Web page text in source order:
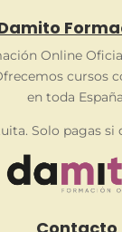
Online
cursos
en toda
Solo pagas si